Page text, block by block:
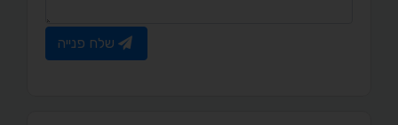
שלח פנייה